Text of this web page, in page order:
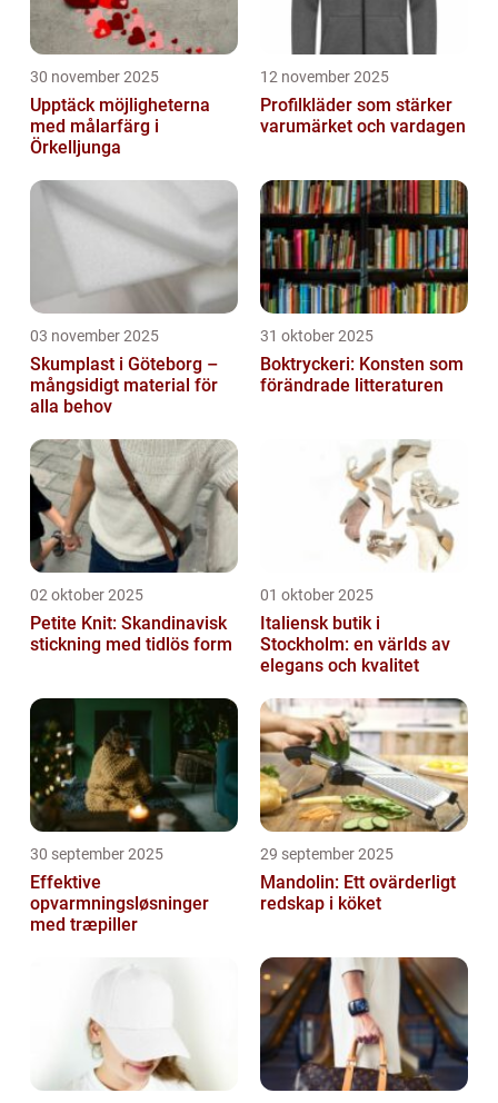
30 november 2025
Upptäck möjligheterna
med målarfärg i
Örkelljunga
12 november 2025
Profilkläder som stärker
varumärket och vardagen
03 november 2025
Skumplast i Göteborg –
mångsidigt material för
alla behov
31 oktober 2025
Boktryckeri: Konsten som
förändrade litteraturen
02 oktober 2025
Petite Knit: Skandinavisk
stickning med tidlös form
01 oktober 2025
Italiensk butik i
Stockholm: en världs av
elegans och kvalitet
30 september 2025
Effektive
opvarmningsløsninger
med træpiller
29 september 2025
Mandolin: Ett ovärderligt
redskap i köket